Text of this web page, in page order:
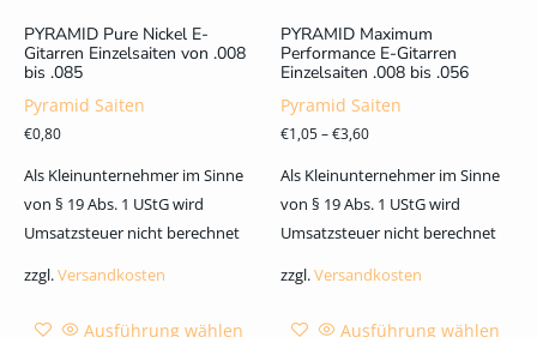
PYRAMID Pure Nickel E-
Gitarren Einzelsaiten von .008
bis .085
Pyramid Saiten
€0,80
Als Kleinunternehmer im Sinne
von § 19 Abs. 1 UStG wird
Umsatzsteuer nicht berechnet
zzgl.Versandkosten
Ausführung wählen
PYRAMID Maximum
Performance E-Gitarren
Einzelsaiten .008 bis .056
Pyramid Saiten
€1,05–€3,60
Als Kleinunternehmer im Sinne
von § 19 Abs. 1 UStG wird
Umsatzsteuer nicht berechnet
zzgl.Versandkosten
Ausführung wählen